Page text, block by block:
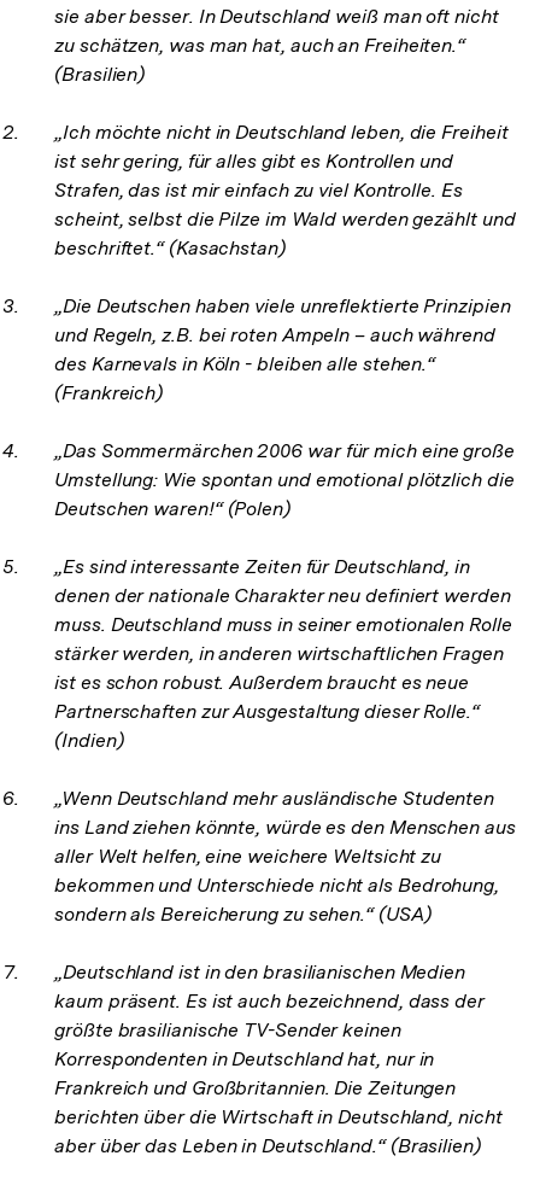
sie aber besser. In Deutschland weiß man oft nicht
zu schätzen, was man hat, auch an Freiheiten.“
(Brasilien)
„Ich möchte nicht in Deutschland leben, die Freiheit
ist sehr gering, für alles gibt es Kontrollen und
Strafen, das ist mir einfach zu viel Kontrolle. Es
scheint, selbst die Pilze im Wald werden gezählt und
beschriftet.“ (Kasachstan)
„Die Deutschen haben viele unreflektierte Prinzipien
und Regeln, z.B. bei roten Ampeln – auch während
des Karnevals in Köln - bleiben alle stehen.“
(Frankreich)
„Das Sommermärchen 2006 war für mich eine große
Umstellung: Wie spontan und emotional plötzlich die
Deutschen waren!“ (Polen)
„Es sind interessante Zeiten für Deutschland, in
denen der nationale Charakter neu definiert werden
muss. Deutschland muss in seiner emotionalen Rolle
stärker werden, in anderen wirtschaftlichen Fragen
ist es schon robust. Außerdem braucht es neue
Partnerschaften zur Ausgestaltung dieser Rolle.“
(Indien)
„Wenn Deutschland mehr ausländische Studenten
ins Land ziehen könnte, würde es den Menschen aus
aller Welt helfen, eine weichere Weltsicht zu
bekommen und Unterschiede nicht als Bedrohung,
sondern als Bereicherung zu sehen.“ (USA)
„Deutschland ist in den brasilianischen Medien
kaum präsent. Es ist auch bezeichnend, dass der
größte brasilianische TV-Sender keinen
Korrespondenten in Deutschland hat, nur in
Frankreich und Großbritannien. Die Zeitungen
berichten über die Wirtschaft in Deutschland, nicht
aber über das Leben in Deutschland.“ (Brasilien)